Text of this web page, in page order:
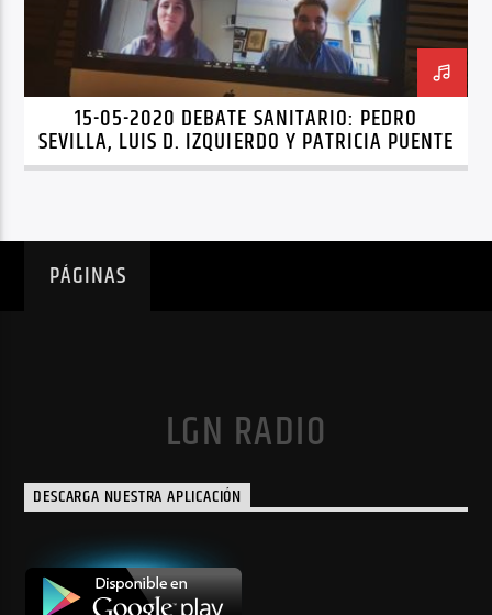
15-05-2020 DEBATE SANITARIO: PEDRO
SEVILLA, LUIS D. IZQUIERDO Y PATRICIA PUENTE
PÁGINAS
LGN RADIO
DESCARGA NUESTRA APLICACIÓN